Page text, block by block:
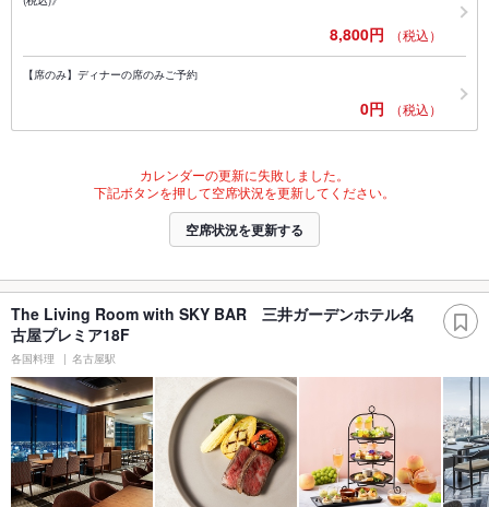
8,800円 （税込）
【席のみ】ディナーの席のみご予約
0円 （税込）
カレンダーの更新に失敗しました。
下記ボタンを押して空席状況を更新してください。
空席状況を更新する
The Living Room with SKY BAR 三井ガーデンホテル名
古屋プレミア18F
各国料理 名古屋駅